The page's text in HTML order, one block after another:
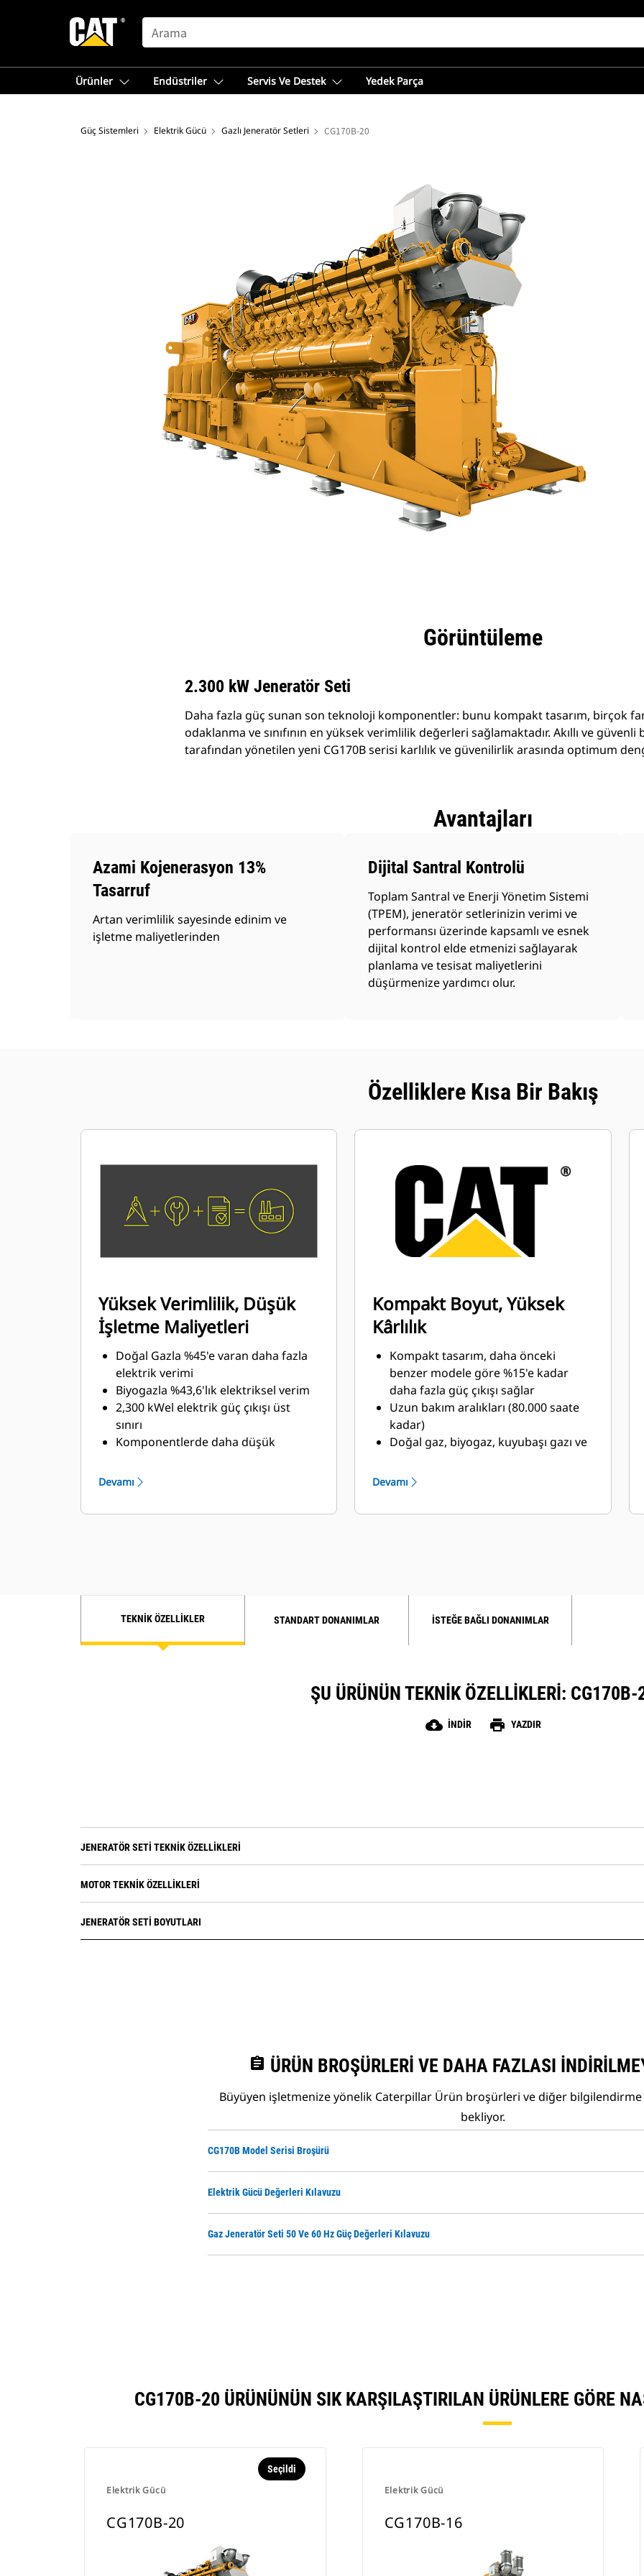
SEARCH
Ürünler Endüstriler Servis Ve Destek Yedek Parça
Güç Sistemleri Elektrik Gücü Gazlı Jeneratör Setleri CG170B-20
Görüntüleme
2.300 kW Jeneratör Seti
Daha fazla güç sunan son teknoloji komponentler: bunu kompakt tasarım, birçok
odaklanma ve sınıfının en yüksek verimlilik değerleri sağlamaktadır. Akıllı ve
tarafından yönetilen yeni CG170B serisi karlılık ve güvenilirlik arasında optimum
Avantajları
Azami Kojenerasyon 13%
Tasarruf
Artan verimlilik sayesinde edinim ve
işletme maliyetlerinden
Dijital Santral Kontrolü
Toplam Santral ve Enerji Yönetim Sistemi
(TPEM), jeneratör setlerinizin verimi ve
performansı üzerinde kapsamlı ve esnek
dijital kontrol elde etmenizi sağlayarak
planlama ve tesisat maliyetlerini
düşürmenize yardımcı olur.
Özelliklere Kısa Bir Bakış
Yüksek Verimlilik, Düşük
İşletme Maliyetleri
Doğal Gazla %45'e varan daha fazla
elektrik verimi
Biyogazla %43,6'lık elektriksel verim
2,300 kWel elektrik güç çıkışı üst
sınırı
Komponentlerde daha düşük
Devamı
Kompakt Boyut, Yüksek
Kârlılık
Kompakt tasarım, daha önceki
benzer modele göre %15'e kadar
daha fazla güç çıkışı sağlar
Uzun bakım aralıkları (80.000 saate
kadar)
Doğal gaz, biyogaz, kuyubaşı gazı ve
kullanılabilir
esnekliği sağlar
Devamı
TEKNIK ÖZELLIKLER STANDART DONANIMLAR İSTEĞE BAĞLI DONANIMLAR
ŞU ÜRÜNÜN TEKNIK ÖZELLIKLERI: CG170B-
cloud_download İNDIR print YAZDIR
JENERATÖR SETI TEKNIK ÖZELLIKLERI
MOTOR TEKNIK ÖZELLIKLERI
JENERATÖR SETI BOYUTLARI
assignment ÜRÜN BROŞÜRLERI VE DAHA FAZLASI
Büyüyen işletmenize yönelik Caterpillar Ürün broşürleri ve diğer bilgilendirme
bekliyor.
CG170B Model Serisi Broşürü
Elektrik Gücü Değerleri Kılavuzu
Gaz Jeneratör Seti 50 Ve 60 Hz Güç Değerleri Kılavuzu
CG170B-20 ÜRÜNÜNÜN SIK KARŞILAŞTIRILAN ÜRÜNLERE GÖRE
Elektrik Gücü
Seçildi
CG170B-20
Elektrik Gücü
CG170B-16